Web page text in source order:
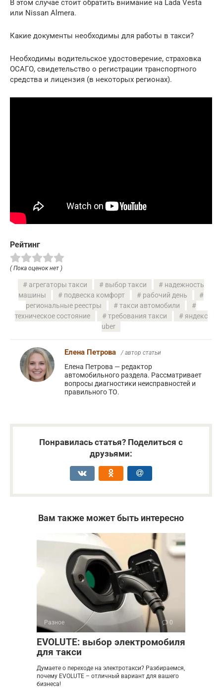
В этом случае стоит обратить внимание на Lada Vesta
или Nissan Almera.
Какие документы необходимы для работы в такси?
Необходимы водительское удостоверение, страховка
ОСАГО, свидетельство о регистрации транспортного
средства и лицензия (в некоторых регионах).
Рейтинг
( Пока оценок нет )
агрегаторы такси выбор такси
надежность
машины
подвеска комфорт
рабочий день
региональные реестры
такси автомобили
техническое состояние
требования такси
яндекс
uber
Елена Петрова / автор статьи
Елена Петрова — редактор
автомобильного раздела. Рассматривает
вопросы диагностики неисправностей и
правильного ТО.
Понравилась статья? Поделиться с
друзьями:
Вам также может быть интересно
Разное 0
EVOLUTE: выбор электромобиля
для такси
Думаете о переходе на электротакси? Разбираемся,
почему EVOLUTE – отличный вариант для вашего
бизнеса!